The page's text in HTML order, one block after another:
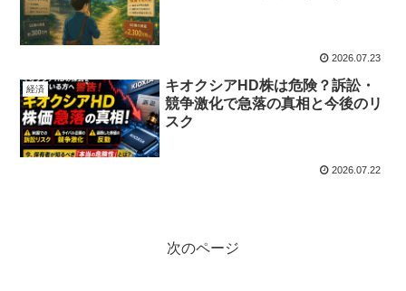
2026.07.23
経済
キオクシアHD株は危険？訴訟・
競争激化で急落の真相と今後のリ
スク
2026.07.22
次のページ